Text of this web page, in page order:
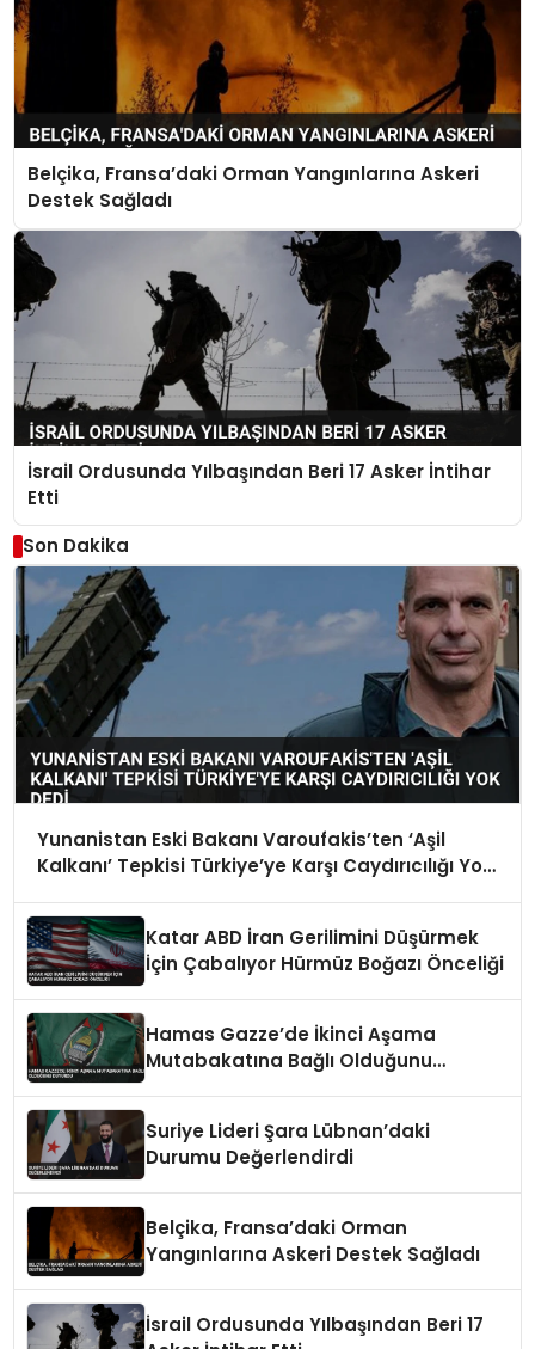
Belçika, Fransa’daki Orman Yangınlarına Askeri
Destek Sağladı
İsrail Ordusunda Yılbaşından Beri 17 Asker İntihar
Etti
Son Dakika
Yunanistan Eski Bakanı Varoufakis’ten ‘Aşil
Kalkanı’ Tepkisi Türkiye’ye Karşı Caydırıcılığı Yok
Katar ABD İran Gerilimini Düşürmek
İçin Çabalıyor Hürmüz Boğazı Önceliği
Hamas Gazze’de İkinci Aşama
Mutabakatına Bağlı Olduğunu
Suriye Lideri Şara Lübnan’daki
Durumu Değerlendirdi
Belçika, Fransa’daki Orman
Yangınlarına Askeri Destek Sağladı
İsrail Ordusunda Yılbaşından Beri 17